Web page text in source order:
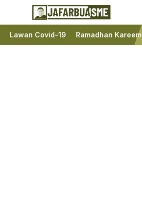
JafarBua
Ini bukan Media Online,
Ini Jafarbuaisme.com
Lawan Covid-19 Ramadhan Kareem